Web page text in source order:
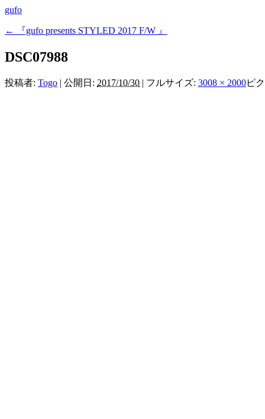
gufo
← 『gufo presents STYLED 2017 F/W 』
DSC07988
投稿者: Togo | 公開日: 2017/10/30 | フルサイズ: 3008 × 2000ピ